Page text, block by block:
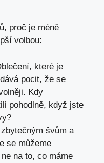
proč je méně
volbou:
které je
pocit, že se
Kdy
pohodlně, když jste
švům a
se můžeme
na to, co máme